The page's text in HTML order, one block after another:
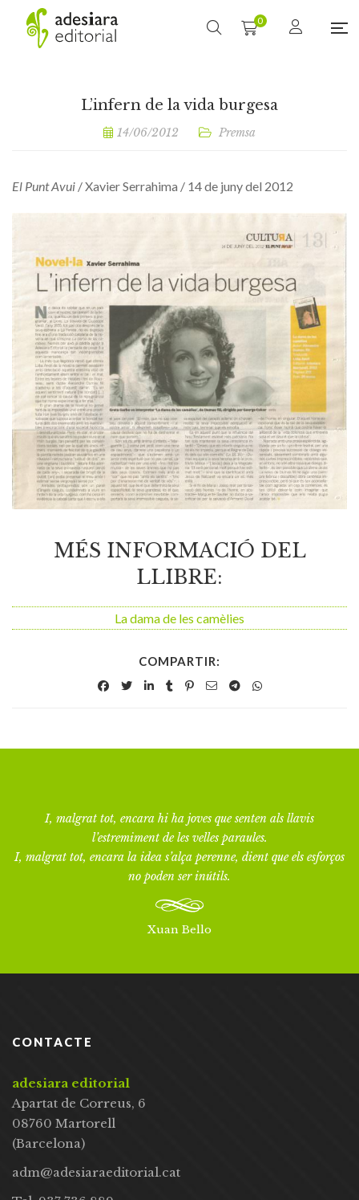
0
L’infern de la vida burgesa
14/06/2012 Premsa
El Punt Avui / Xavier Serrahima / 14 de juny del 2012
MÉS INFORMACIÓ DEL
LLIBRE:
La dama de les camèlies
COMPARTIR:
I, malgrat tot, encara hi ha joves que senten als llavis
l’estremiment de les velles paraules.
I, malgrat tot, encara la idea s’alça perenne, dient que els esforços
no poden ser inútils.
Xuan Bello
CONTACTE
adesiara editorial
Apartat de Correus, 6
08760 Martorell
(Barcelona)
adm@adesiaraeditorial.cat